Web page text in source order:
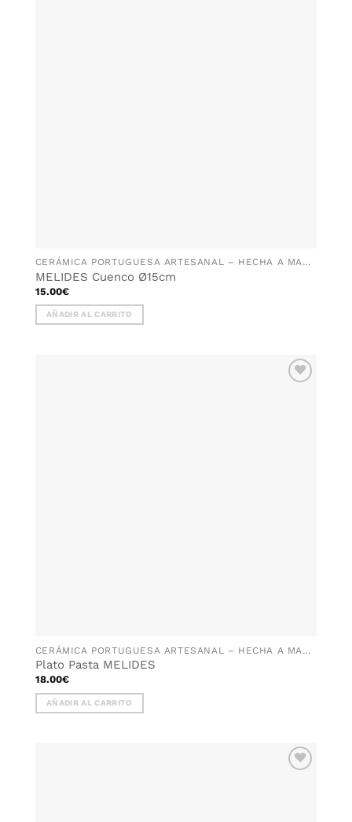
CERÁMICA PORTUGUESA ARTESANAL – HECHA A MANO EN PORTUGAL
MELIDES Cuenco Ø15cm
15.00€
AÑADIR AL CARRITO
CERÁMICA PORTUGUESA ARTESANAL – HECHA A MANO EN PORTUGAL
Plato Pasta MELIDES
18.00€
AÑADIR AL CARRITO